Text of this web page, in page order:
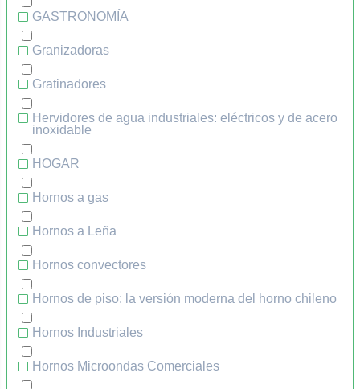
GASTRONOMÍA
Granizadoras
Gratinadores
Hervidores de agua industriales: eléctricos y de acero
inoxidable
HOGAR
Hornos a gas
Hornos a Leña
Hornos convectores
Hornos de piso: la versión moderna del horno chileno
Hornos Industriales
Hornos Microondas Comerciales